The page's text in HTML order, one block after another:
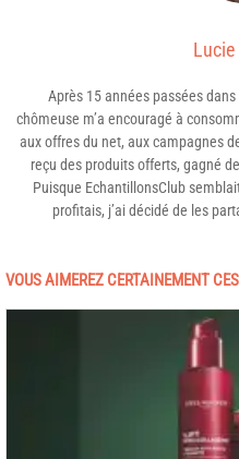
Après 15 années passées
chômeuse m’a encouragé à
aux offres du net, aux campagnes
reçu des produits offerts, gagné
Puisque EchantillonsClub
profitais, j’ai décidé de les
VOUS AIMEREZ CERTAINEMENT